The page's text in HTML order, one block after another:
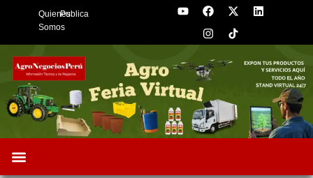
Quienes
Somos
Publica
Y
o
b
e
F
a
c
e
o
o
k
X
-
t
w
t
L
i
d
n
I
n
s
t
g
r
a